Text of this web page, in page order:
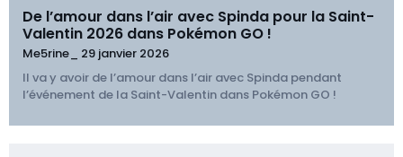
De l’amour dans l’air avec Spinda pour la Saint-
Valentin 2026 dans Pokémon GO !
Me5rine_ 29 janvier 2026
Il va y avoir de l’amour dans l’air avec Spinda pendant
l’événement de la Saint-Valentin dans Pokémon GO !